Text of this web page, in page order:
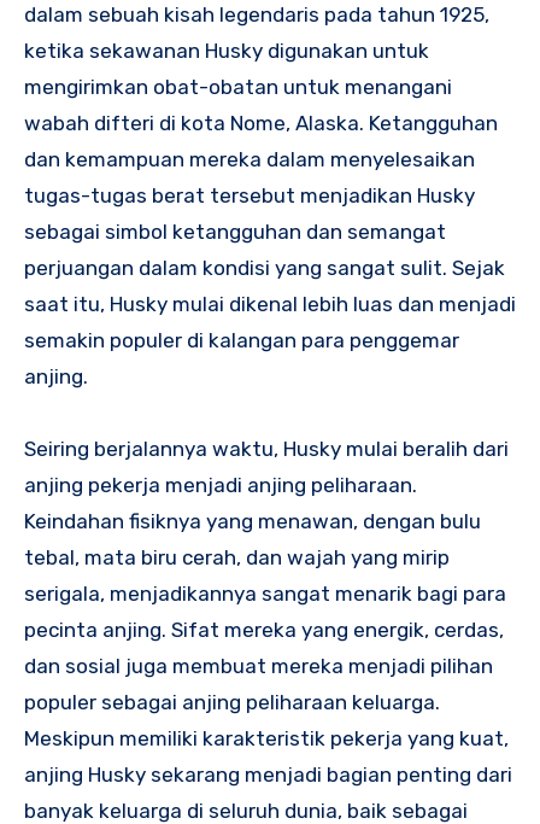
dalam sebuah kisah legendaris pada tahun 1925,
ketika sekawanan Husky digunakan untuk
mengirimkan obat-obatan untuk menangani
wabah difteri di kota Nome, Alaska. Ketangguhan
dan kemampuan mereka dalam menyelesaikan
tugas-tugas berat tersebut menjadikan Husky
sebagai simbol ketangguhan dan semangat
perjuangan dalam kondisi yang sangat sulit. Sejak
saat itu, Husky mulai dikenal lebih luas dan menjadi
semakin populer di kalangan para penggemar
anjing.
Seiring berjalannya waktu, Husky mulai beralih dari
anjing pekerja menjadi anjing peliharaan.
Keindahan fisiknya yang menawan, dengan bulu
tebal, mata biru cerah, dan wajah yang mirip
serigala, menjadikannya sangat menarik bagi para
pecinta anjing. Sifat mereka yang energik, cerdas,
dan sosial juga membuat mereka menjadi pilihan
populer sebagai anjing peliharaan keluarga.
Meskipun memiliki karakteristik pekerja yang kuat,
anjing Husky sekarang menjadi bagian penting dari
banyak keluarga di seluruh dunia, baik sebagai